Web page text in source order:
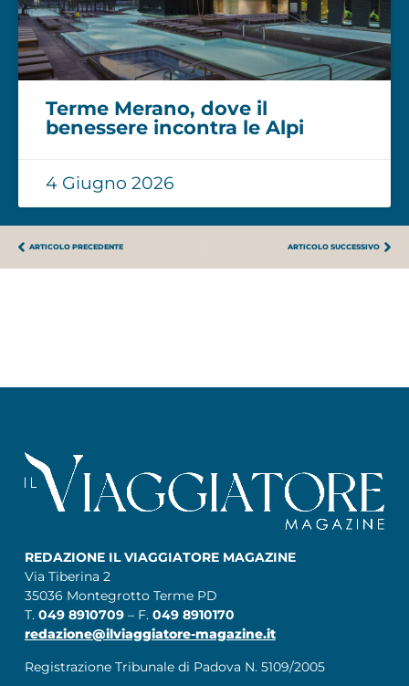
Terme Merano, dove il
benessere incontra le Alpi
4 Giugno 2026
ARTICOLO PRECEDENTE ARTICOLO SUCCESSIVO
REDAZIONE IL VIAGGIATORE MAGAZINE
Via Tiberina 2
35036 Montegrotto Terme PD
T. 049 8910709 – F. 049 8910170
redazione@ilviaggiatore-magazine.it
Registrazione Tribunale di Padova N. 5109/2005